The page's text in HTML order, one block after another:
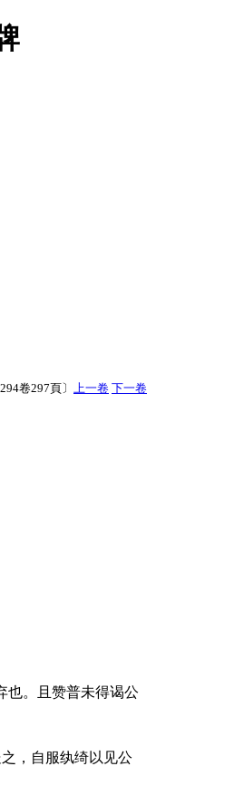
294卷297頁〕 上一卷 下一卷
也。且赞普未得谒公
，自服纨绮以见公